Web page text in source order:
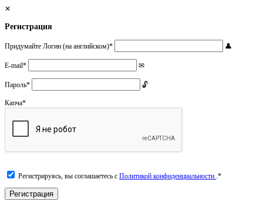
Регистрация
Придумайте Логин (на английском)*
E-mail*
Пароль*
Капча*
Регистрируясь, вы соглашаетесь с Политикой конфиденциальности .*